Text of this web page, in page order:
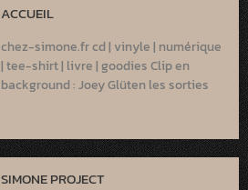
ACCUEIL
chez-simone.fr cd | vinyle | numérique
| tee-shirt | livre | goodies Clip en
background : Joey Glüten les sorties
SIMONE PROJECT